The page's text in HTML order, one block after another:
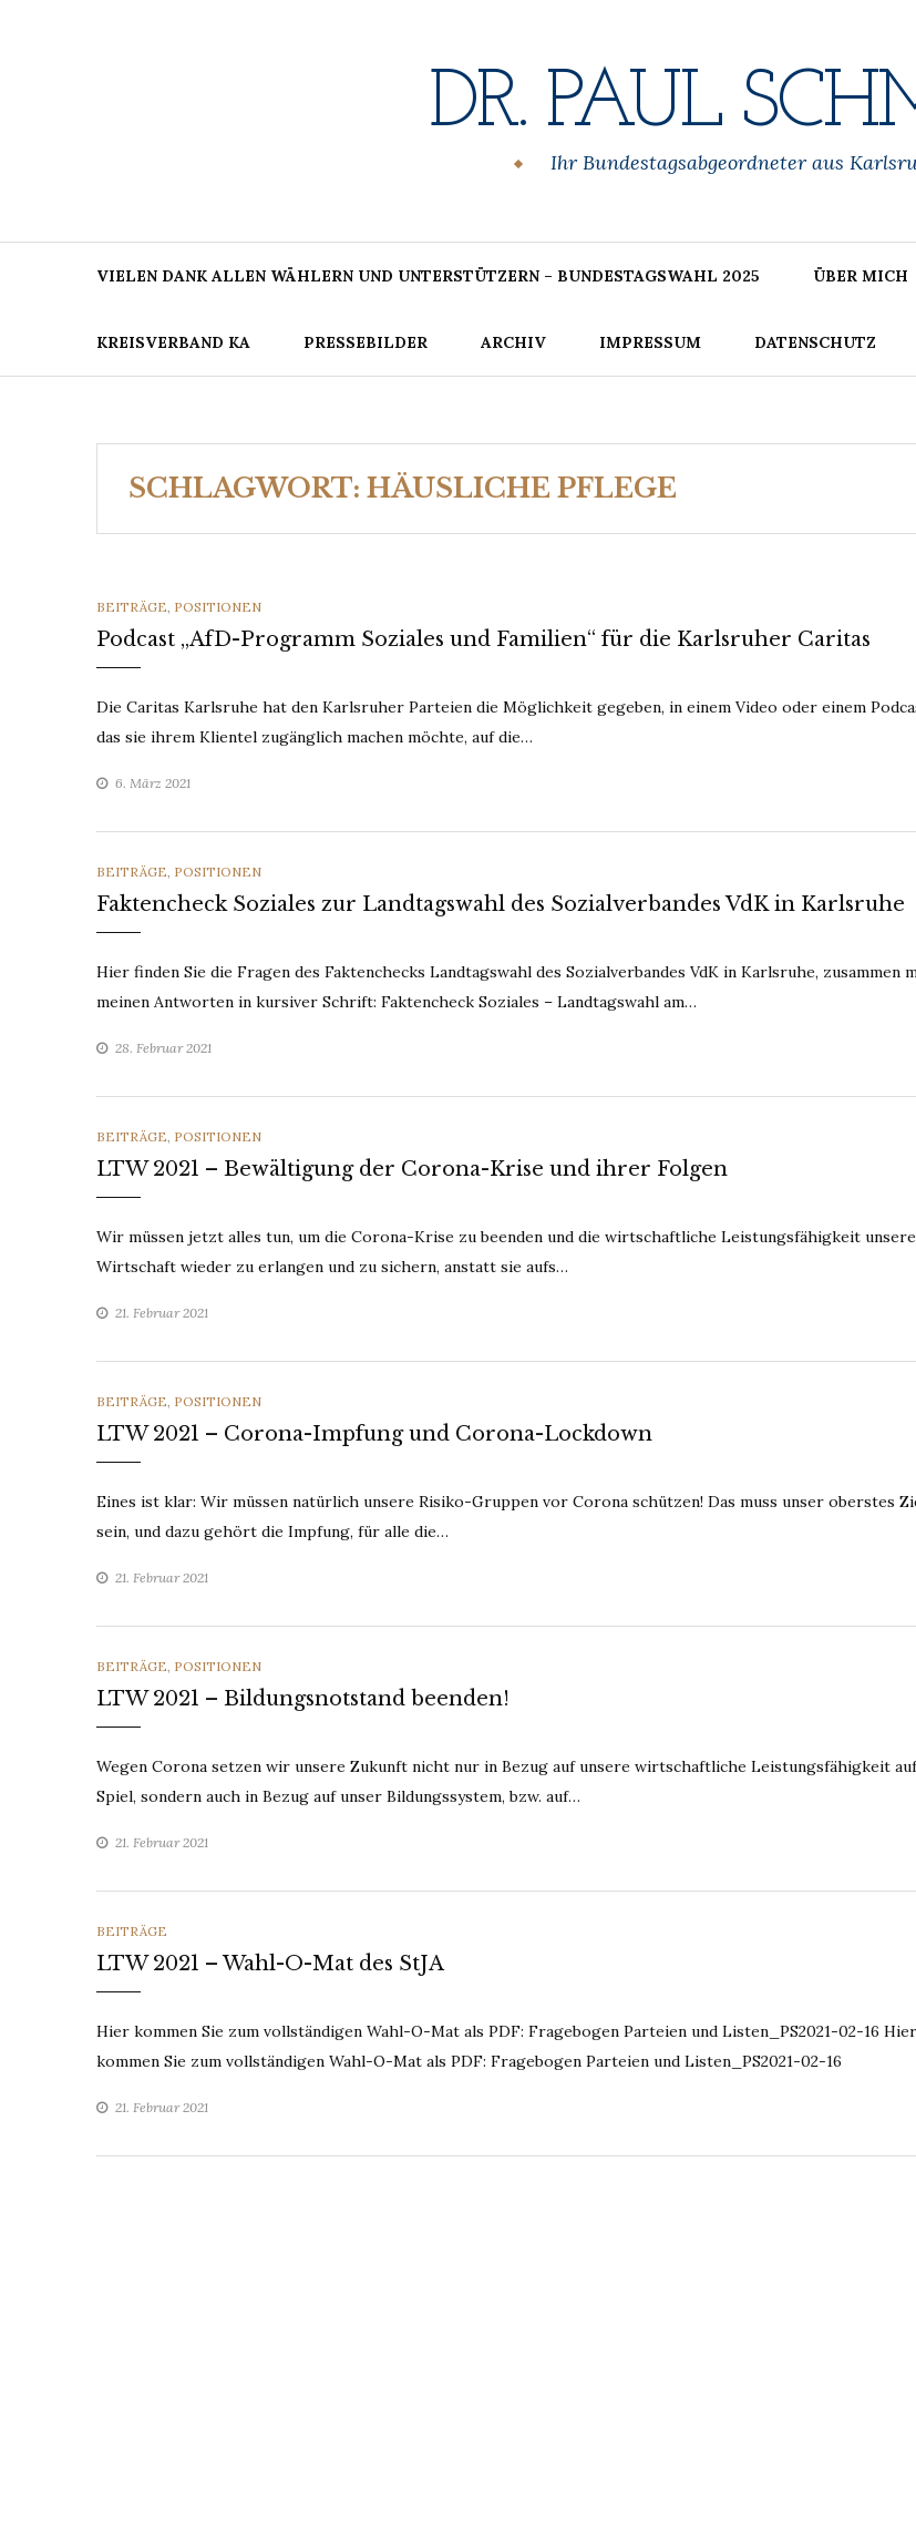
DR. PAUL
Ihr Bundestagsabgeordneter aus
VIELEN DANK ALLEN WÄHLERN UND UNTERSTÜTZERN – BUNDESTAGSWAHL 2025 ÜBER MICH
KREISVERBAND KA PRESSEBILDER ARCHIV IMPRESSUM DATENSCHUTZ
SCHLAGWORT: HÄUSLICHE PFLEGE
CATEGORIES
BEITRÄGE, POSITIONEN
Podcast „AfD-Programm Soziales und Familien“ für die Karlsruher Caritas
Die Caritas Karlsruhe hat den Karlsruher Parteien die Möglichkeit gegeben, in einem Video oder einem
das sie ihrem Klientel zugänglich machen möchte, auf die…
6. März 2021
CATEGORIES
BEITRÄGE, POSITIONEN
Faktencheck Soziales zur Landtagswahl des Sozialverbandes VdK in Karlsruhe
Hier finden Sie die Fragen des Faktenchecks Landtagswahl des Sozialverbandes VdK in Karlsruhe, zusammen
meinen Antworten in kursiver Schrift: Faktencheck Soziales – Landtagswahl am…
28. Februar 2021
CATEGORIES
BEITRÄGE, POSITIONEN
LTW 2021 – Bewältigung der Corona-Krise und ihrer Folgen
Wir müssen jetzt alles tun, um die Corona-Krise zu beenden und die wirtschaftliche Leistungsfähigkeit
Wirtschaft wieder zu erlangen und zu sichern, anstatt sie aufs…
21. Februar 2021
CATEGORIES
BEITRÄGE, POSITIONEN
LTW 2021 – Corona-Impfung und Corona-Lockdown
Eines ist klar: Wir müssen natürlich unsere Risiko-Gruppen vor Corona schützen! Das muss unser oberstes
sein, und dazu gehört die Impfung, für alle die…
21. Februar 2021
CATEGORIES
BEITRÄGE, POSITIONEN
LTW 2021 – Bildungsnotstand beenden!
Wegen Corona setzen wir unsere Zukunft nicht nur in Bezug auf unsere wirtschaftliche Leistungsfähigkeit
Spiel, sondern auch in Bezug auf unser Bildungssystem, bzw. auf…
21. Februar 2021
CATEGORIES
BEITRÄGE
LTW 2021 – Wahl-O-Mat des StJA
Hier kommen Sie zum vollständigen Wahl-O-Mat als PDF: Fragebogen Parteien und Listen_PS2021-02-16 Hier
kommen Sie zum vollständigen Wahl-O-Mat als PDF: Fragebogen Parteien und Listen_PS2021-02-16
21. Februar 2021